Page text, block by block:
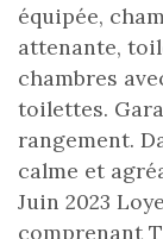
équipée,
attenante,
chambres
toilettes.
rangement.
calme et
Juin 2023
comprenant